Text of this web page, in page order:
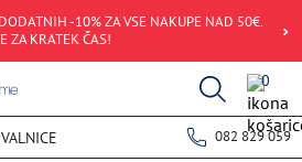
-10% ZA VSE NAKUPE NAD 50€.
ZA KRATEK ČAS!
0
082 829 059